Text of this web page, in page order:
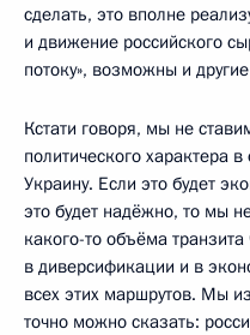
сделать, это вполне
и движение российского
потоку», возможны и
Кстати говоря, мы не
политического характера
Украину. Если это будет
это будет надёжно, то мы
какого-то объёма
в диверсификации и в
всех этих маршрутов. Мы
точно можно сказать: